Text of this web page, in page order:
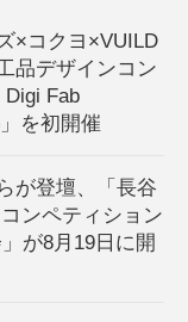
×コクヨ×VUILD
品デザインコン
Fab
を初開催
が登壇、「長谷
ンペティション
が8月19日に開